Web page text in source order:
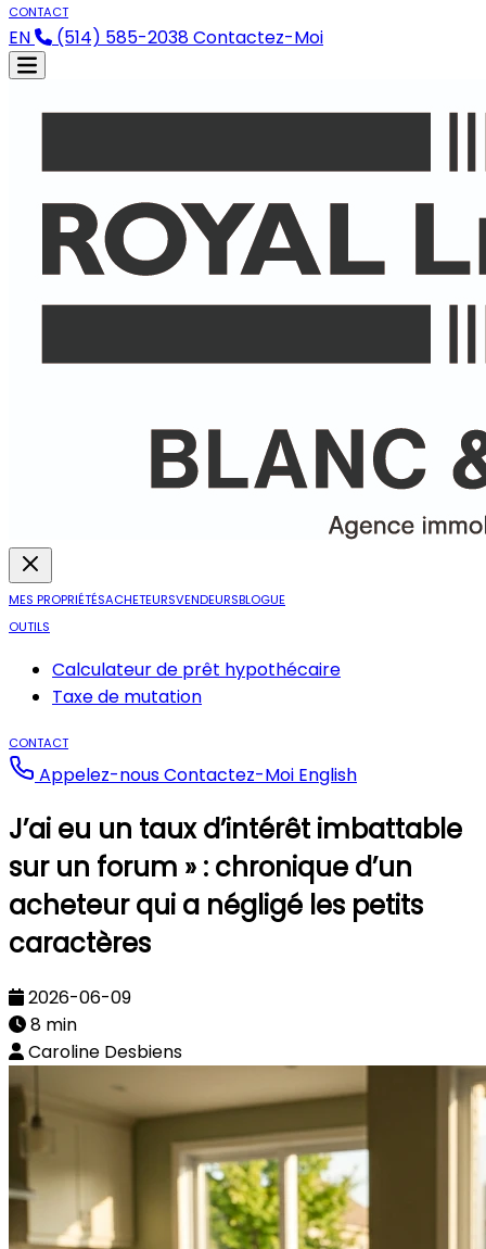
CONTACT
EN (514) 585-2038Contactez-Moi
MES PROPRIÉTÉSACHETEURSVENDEURSBLOGUE
OUTILS
Calculateur de prêt hypothécaire
Taxe de mutation
CONTACT
Appelez-nousContactez-Moi English
J’ai eu un taux d’intérêt imbattable
sur un forum » : chronique d’un
acheteur qui a négligé les petits
caractères
2026-06-09
8 min
Caroline Desbiens